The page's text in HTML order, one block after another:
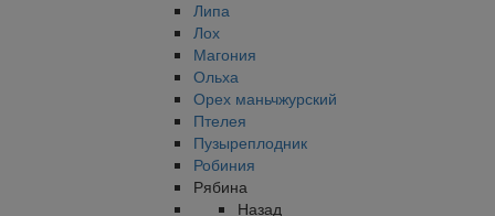
Липа
Лох
Магония
Ольха
Орех маньчжурский
Птелея
Пузыреплодник
Робиния
Рябина
Назад